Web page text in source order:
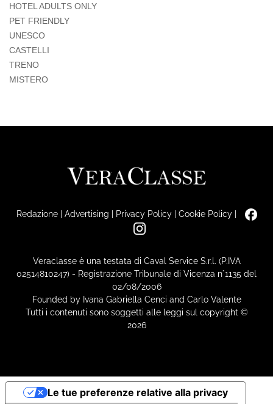
HOTEL ADULTS ONLY
PET FRIENDLY
UNESCO
CASTELLI
TRENO
MISTERO
Redazione| Advertising | Privacy Policy| Cookie Policy|
Veraclasse è una testata di Caval Service S.r.l. (P.IVA
02514810247) - Registrazione Tribunale di Vicenza n°1135 del
02/08/2006
Founded by Ivana Gabriella Cenci and Carlo Valente
Tutti i contenuti sono soggetti alle leggi sul copyright ©
2026
Le tue preferenze relative alla privacy